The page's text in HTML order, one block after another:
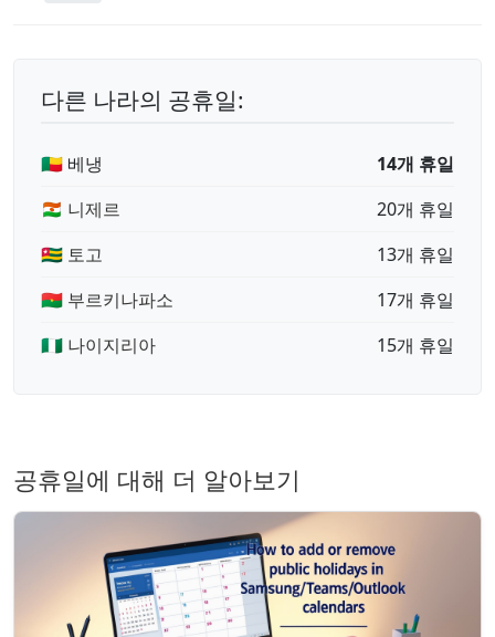
다른 나라의 공휴일:
🇧🇯 베냉
14개 휴일
🇳🇪 니제르
20개 휴일
🇹🇬 토고
13개 휴일
🇧🇫 부르키나파소
17개 휴일
🇳🇬 나이지리아
15개 휴일
공휴일에 대해 더 알아보기